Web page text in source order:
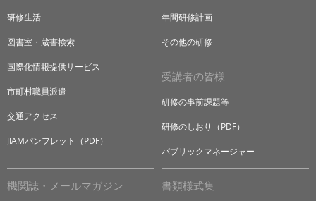
研修生活
図書室・蔵書検索
国際化情報提供サービス
市町村職員派遣
交通アクセス
JIAMパンフレット（PDF）
年間研修計画
その他の研修
受講者の皆様
研修の事前課題等
研修のしおり（PDF）
パブリックマネージャー
機関誌・メールマガジン 書類様式集